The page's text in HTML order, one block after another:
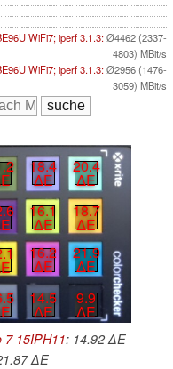
WiFi7; iperf 3.1.3:Ø4462 (2337-
4803) MBit/s
WiFi7; iperf 3.1.3:Ø2956 (1476-
3059) MBit/s
18.4
∆E
20.4
∆E
16.1
∆E
18.7
∆E
16.2
∆E
21.9
∆E
14.5
∆E
9.9
∆E
7 15IPH11: 14.92 ∆E
∆E